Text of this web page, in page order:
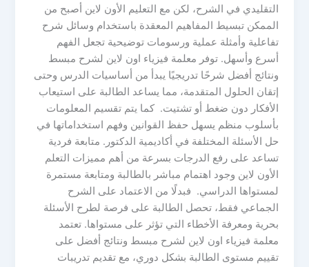
التقليدي في الشرح، لكن مع التعليم الأون لاين أصبح من
الممكن تبسيط المفاهيم المعقدة باستخدام وسائل شرح
تفاعلية وأمثلة عملية ورسومات توضيحية تجعل الفهم
أسرع وأسهل. توفر معلمة فيزياء اون لاين لشرح مبسط
ونتائج أفضل شرحًا تدريجيًا يبدأ من أساسيات الدرس وحتى
إتقان الحلول المتقدمة، مما يساعد الطالبة على استيعاب
الأفكار دون ضغط أو تشتيت. كما يتم تقسيم المعلومات
بأسلوب منظم يسهل حفظ القوانين وفهم استخداماتها في
حل الأسئلة المختلفة في أكاديمية الدكتور. متابعة فردية
تساعد على رفع الدرجات بسرعة من أهم مميزات التعلم
الأون لاين وجود اهتمام مباشر بالطالبة ومتابعة مستمرة
لمستواها الدراسي. فبدلًا من الاعتماد على الشرح
الجماعي فقط، تحصل الطالبة على فرصة لطرح الأسئلة
بحرية ومعرفة الأخطاء التي تؤثر على مستواها. تعتمد
معلمة فيزياء اون لاين لشرح مبسط ونتائج أفضل على
تقييم مستوى الطالبة بشكل دوري، مع تقديم تدريبات